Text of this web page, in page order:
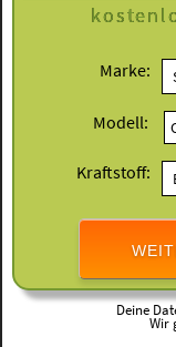
Marke:
Modell:
Kraftstoff:
Deine
Wir